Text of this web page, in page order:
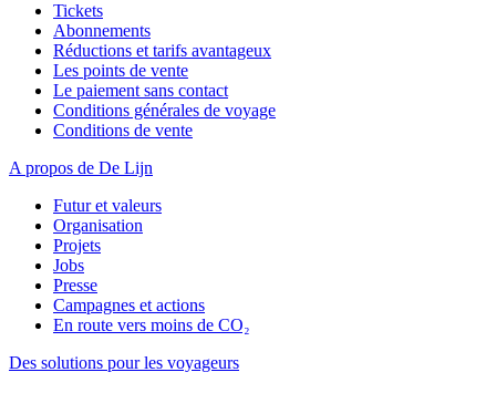
Tickets
Abonnements
Réductions et tarifs avantageux
Les points de vente
Le paiement sans contact
Conditions générales de voyage
Conditions de vente
A propos de De Lijn
Futur et valeurs
Organisation
Projets
Jobs
Presse
Campagnes et actions
En route vers moins de CO₂
Des solutions pour les voyageurs